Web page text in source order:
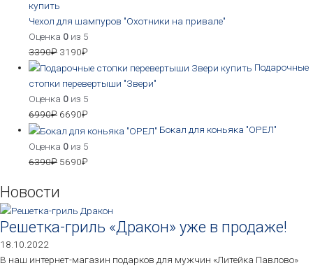
Чехол для шампуров "Охотники на привале"
Оценка 0 из 5
3390₽ 3190₽
Подарочные
стопки перевертыши "Звери"
Оценка 0 из 5
6990₽ 6690₽
Бокал для коньяка "ОРЕЛ"
Оценка 0 из 5
6390₽ 5690₽
Новости
Решетка-гриль «Дракон» уже в продаже!
18.10.2022
В наш интернет-магазин подарков для мужчин «Литейка Павлово»